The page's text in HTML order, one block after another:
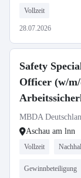
Vollzeit
28.07.2026
Safety
Officer (w/
MBDA
Aschau am lnn
Vollzeit
Gewinnbeteiligung